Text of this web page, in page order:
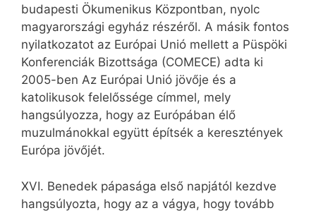
budapesti Ökumenikus Központban, nyolc
magyarországi egyház részéről. A másik fontos
nyilatkozatot az Európai Unió mellett a Püspöki
Konferenciák Bizottsága (COMECE) adta ki
2005-ben Az Európai Unió jövője és a
katolikusok felelőssége címmel, mely
hangsúlyozza, hogy az Európában élő
muzulmánokkal együtt építsék a keresztények
Európa jövőjét.
XVI. Benedek pápasága első napjától kezdve
hangsúlyozta, hogy az a vágya, hogy tovább